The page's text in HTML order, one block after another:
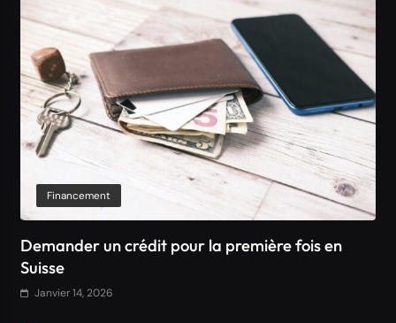
Financement
Comment obtenir un crédit Bancaire en Suisse ?
Janvier 14, 2026